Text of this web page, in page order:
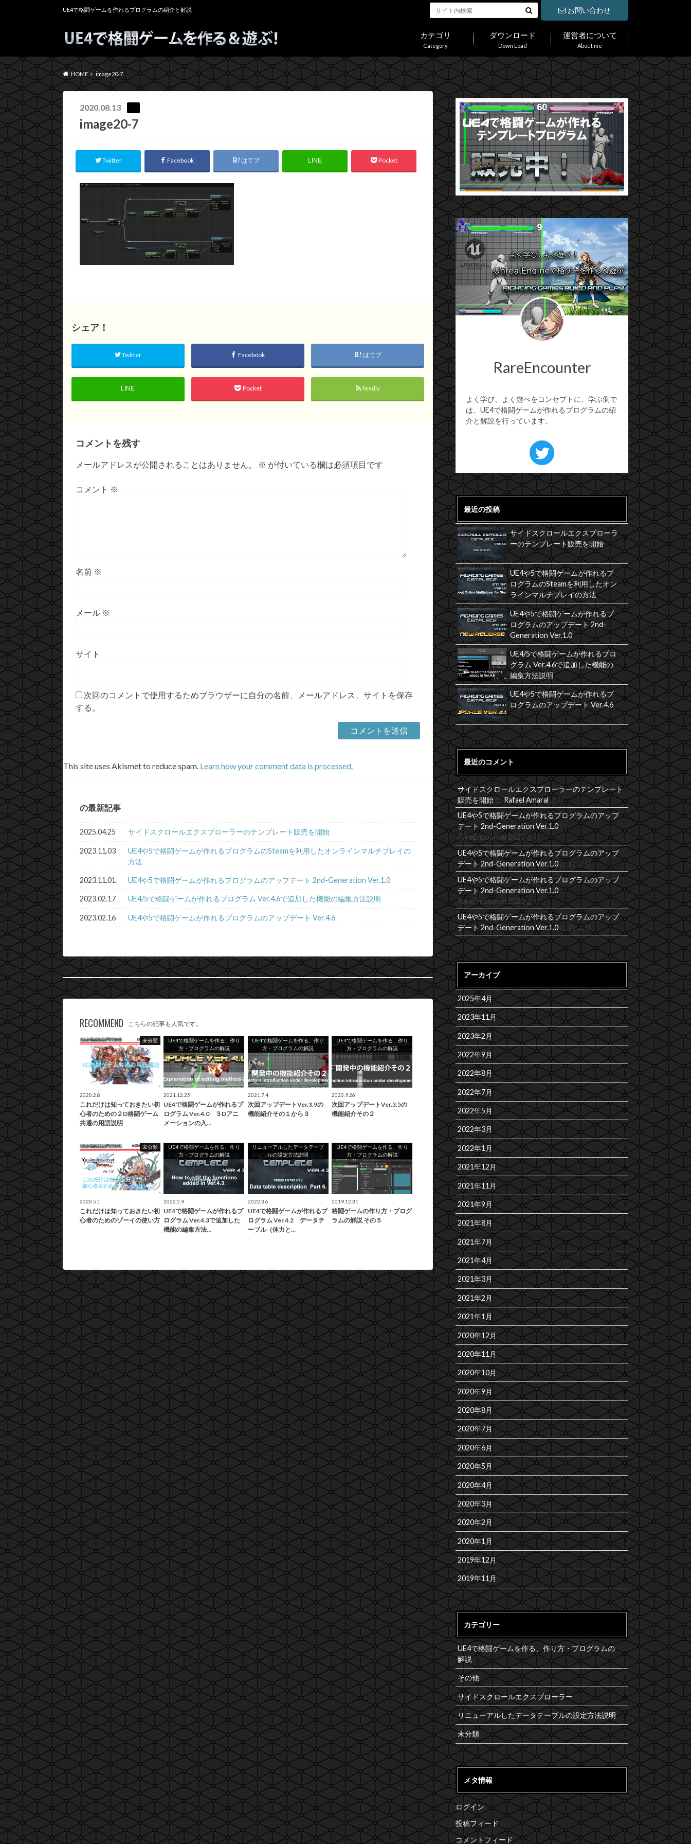
UE4で格闘ゲームを作れるプログラムの紹介と解説 お問い合わせ
Category
カテゴリ
Down Load
ダウンロード
About me
運営者について
HOME image20-7
2020.08.13
image20-7
Twitter Facebook はてブ LINE Pocket
シェア！
Twitter Facebook はてブ
LINE Pocket feedly
コメントを残す
メールアドレスが公開されることはありません。 ※ が付いている欄は必須項目です
コメント ※
名前 ※
メール ※
サイト
次回のコメントで使用するためブラウザーに自分の名前、メールアドレス、サイトを保存
する。
This site uses Akismet to reduce spam. Learn how your comment data is processed.
の最新記事
2025.04.25 サイドスクロールエクスプローラーのテンプレート販売を開始
2023.11.03
UE4や5で格闘ゲームが作れるプログラムのSteamを利用したオンラインマルチプレイの
方法
2023.11.01 UE4や5で格闘ゲームが作れるプログラムのアップデート 2nd-Generation Ver.1.0
2023.02.17 UE4/5で格闘ゲームが作れるプログラム Ver.4.6で追加した機能の編集方法説明
2023.02.16 UE4や5で格闘ゲームが作れるプログラムのアップデート Ver.4.6
RECOMMEND こちらの記事も人気です。
未分類
2020.2.8
これだけは知っておきたい初
心者のための２D格闘ゲーム
共通の用語説明
UE4で格闘ゲームを作る、作り
方・プログラムの解説
2021.12.25
UE4で格闘ゲームが作れるプ
ログラム Ver.4.0 ３Dアニ
メーションの入…
UE4で格闘ゲームを作る、作り
方・プログラムの解説
2021.7.4
次回アップデートVer.3.9の
機能紹介その１から３
UE4で格闘ゲームを作る、作り
方・プログラムの解説
2020.9.26
次回アップデートVer.3.5の
機能紹介その２
未分類
2020.5.1
これだけは知っておきたい初
心者のためのゾーイの使い方
UE4で格闘ゲームを作る、作り
方・プログラムの解説
2022.5.9
UE4で格闘ゲームが作れるプ
ログラム Ver.4.3で追加した
機能の編集方法…
リニューアルしたデータテーブ
ルの設定方法説明
2022.3.6
UE4で格闘ゲームが作れるプ
ログラム Ver.4.2 データテ
ーブル（体力と…
UE4で格闘ゲームを作る、作り
方・プログラムの解説
2019.12.31
格闘ゲームの作り方・プログ
ラムの解説 その５
RareEncounter
よく学び、よく遊べをコンセプトに、学ぶ側で
は、UE4で格闘ゲームが作れるプログラムの紹
介と解説を行っています。
最近の投稿
サイドスクロールエクスプローラ
ーのテンプレート販売を開始
UE4や5で格闘ゲームが作れるプ
ログラムのSteamを利用したオン
ラインマルチプレイの方法
UE4や5で格闘ゲームが作れるプ
ログラムのアップデート 2nd-
Generation Ver.1.0
UE4/5で格闘ゲームが作れるプロ
グラム Ver.4.6で追加した機能の
編集方法説明
UE4や5で格闘ゲームが作れるプ
ログラムのアップデート Ver.4.6
最近のコメント
サイドスクロールエクスプローラーのテンプレート
販売を開始 にRafael Amaral より
UE4や5で格闘ゲームが作れるプログラムのアップ
デート 2nd-Generation Ver.1.0に
RareEncounter2020より
UE4や5で格闘ゲームが作れるプログラムのアップ
デート 2nd-Generation Ver.1.0に白より
UE4や5で格闘ゲームが作れるプログラムのアップ
デート 2nd-Generation Ver.1.0に
RareEncounter2020より
UE4や5で格闘ゲームが作れるプログラムのアップ
デート 2nd-Generation Ver.1.0に 白より
アーカイブ
2025年4月
2023年11月
2023年2月
2022年9月
2022年8月
2022年7月
2022年5月
2022年3月
2022年1月
2021年12月
2021年11月
2021年9月
2021年8月
2021年7月
2021年4月
2021年3月
2021年2月
2021年1月
2020年12月
2020年11月
2020年10月
2020年9月
2020年8月
2020年7月
2020年6月
2020年5月
2020年4月
2020年3月
2020年2月
2020年1月
2019年12月
2019年11月
カテゴリー
UE4で格闘ゲームを作る、作り方・プログラムの
解説
その他
サイドスクロールエクスプローラー
リニューアルしたデータテーブルの設定方法説明
未分類
メタ情報
ログイン
投稿フィード
コメントフィード